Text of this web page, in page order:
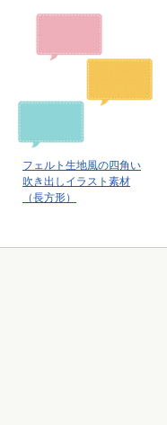
フェルト生地風の四角い
吹き出しイラスト素材
（長方形）